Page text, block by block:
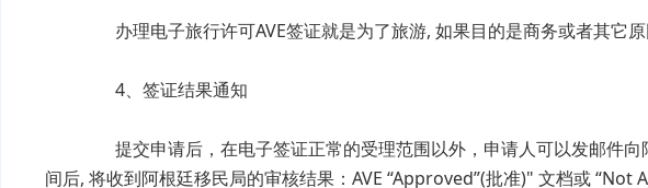
办理电子旅行许可AVE签证就是为了旅游, 如果目的是商务或者其它原
4、签证结果通知
提交申请后，在电子签证正常的受理范围以外，申请人可以发邮件向
间后, 将收到阿根廷移民局的审核结果：AVE “Approved”(批准)" 文档或